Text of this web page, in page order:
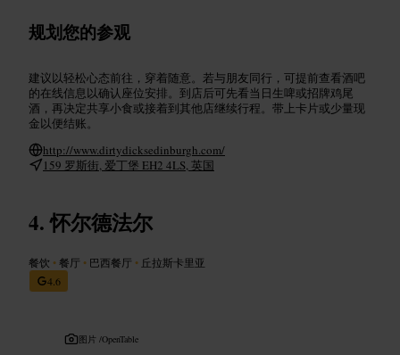
规划您的参观
建议以轻松心态前往，穿着随意。若与朋友同行，可提前查看酒吧
的在线信息以确认座位安排。到店后可先看当日生啤或招牌鸡尾
酒，再决定共享小食或接着到其他店继续行程。带上卡片或少量现
金以便结账。
http://www.dirtydicksedinburgh.com/
159 罗斯街, 爱丁堡 EH2 4LS, 英国
怀尔德法尔
餐饮 •餐厅 • 巴西餐厅 • 丘拉斯卡里亚
4.6
图片 /OpenTable